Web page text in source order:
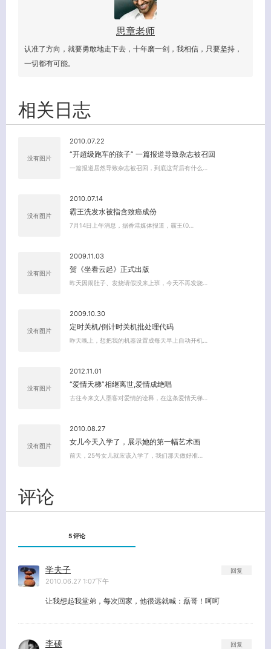
思章老师
认准了方向，就要勇敢地走下去，十年磨一剑，我相信，只要坚持，
一切都有可能。
相关日志
没有图片
2010.07.22
“开超级跑车的孩子” 一篇报道导致杂志被召回
一篇报道居然导致杂志被召回，到底这背后有什么…
没有图片
2010.07.14
霸王洗发水被指含致癌成份
7月14日上午消息，据香港媒体报道，霸王(0…
没有图片
2009.11.03
贺《坐看云起》正式出版
昨天因闹肚子、发烧请假没来上班，今天不再发烧…
没有图片
2009.10.30
定时关机/倒计时关机批处理代码
昨天晚上，想把我的机器设置成每天早上自动开机…
没有图片
2012.11.01
“爱情天梯”相继离世,爱情成绝唱
古往今来文人墨客对爱情的诠释，在这条爱情天梯…
没有图片
2010.08.27
女儿今天入学了，展示她的第一幅艺术画
前天，25号女儿就应该入学了，我们那天做好准…
评论
5 评论
学夫子
2010.06.27 1:07下午
让我想起我堂弟，每次回家，他很远就喊：磊哥！呵呵
回复
李硕 回复
关闭弹窗